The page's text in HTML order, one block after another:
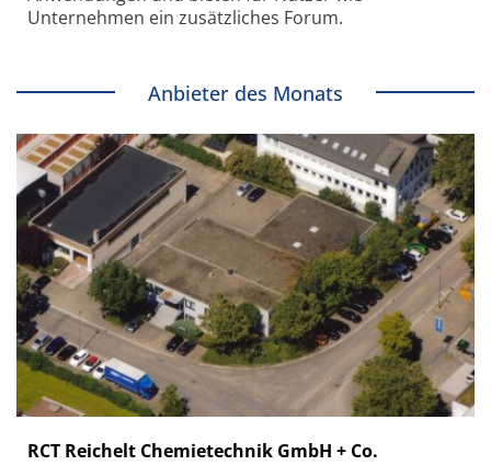
Unternehmen ein zusätzliches Forum.
Anbieter des Monats
RCT Reichelt Chemietechnik GmbH + Co.